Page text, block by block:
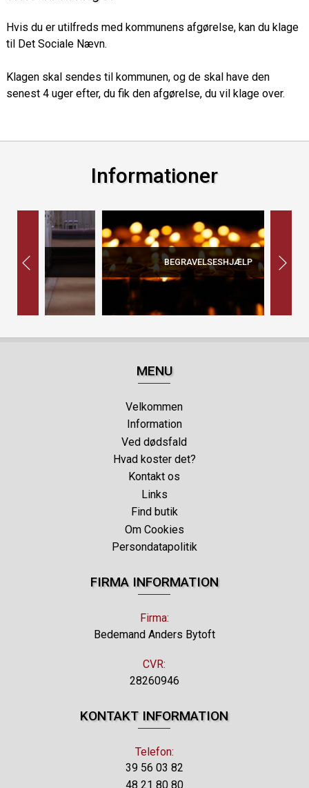
Hvis du er utilfreds med kommunens afgørelse, kan du klage
til Det Sociale Nævn.
Klagen skal sendes til kommunen, og de skal have den
senest 4 uger efter, du fik den afgørelse, du vil klage over.
Informationer
BEGRAVELSESHJÆLP
MENU
Velkommen
Information
Ved dødsfald
Hvad koster det?
Kontakt os
Links
Find butik
Om Cookies
Persondatapolitik
FIRMA INFORMATION
Firma:
Bedemand Anders Bytoft
CVR:
28260946
KONTAKT INFORMATION
Telefon:
39 56 03 82
48 21 80 80